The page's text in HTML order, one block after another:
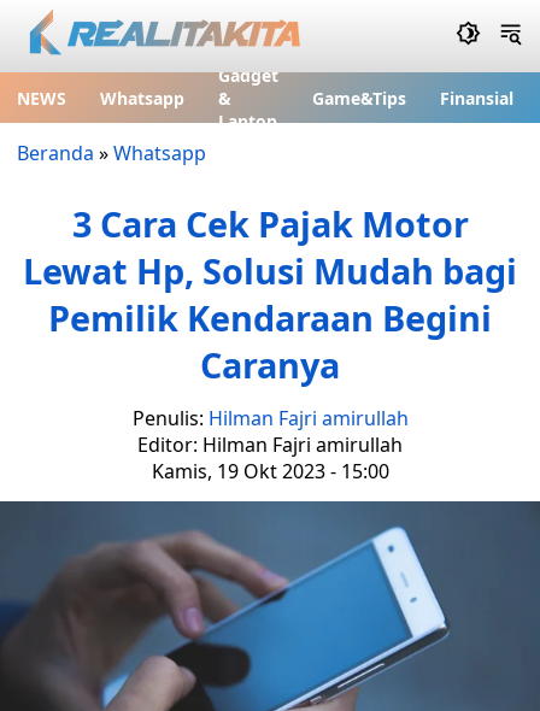
NEWS Whatsapp
Gadget
&
Laptop
Game&Tips Finansial
Beranda »Whatsapp
3 Cara Cek Pajak Motor
Lewat Hp, Solusi Mudah bagi
Pemilik Kendaraan Begini
Caranya
Penulis: Hilman Fajri amirullah
Editor: Hilman Fajri amirullah
Kamis, 19 Okt 2023 - 15:00